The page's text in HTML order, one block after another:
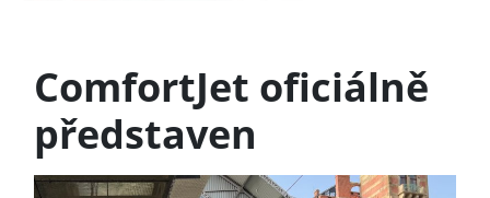
ComfortJet oficiálně
představen